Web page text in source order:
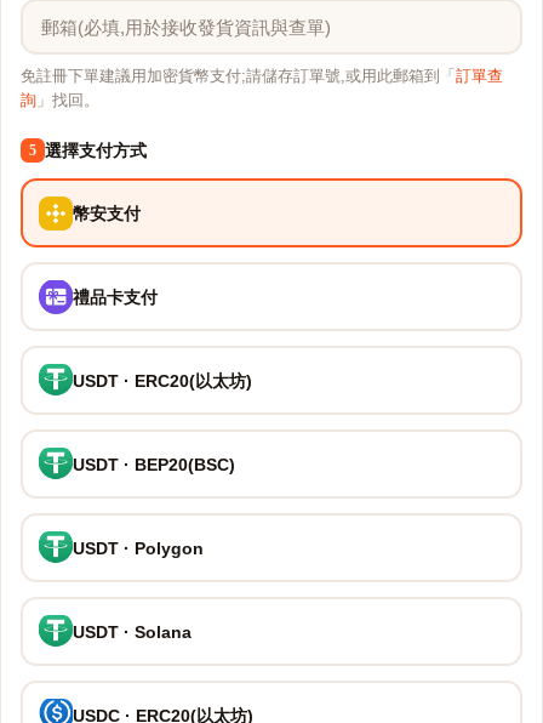
免註冊下單建議用加密貨幣支付;請儲存訂單號,或用此郵箱到「 訂單查
詢 」找回。
5 選擇支付方式
幣安支付
禮品卡支付
USDT · ERC20(以太坊)
USDT · BEP20(BSC)
USDT · Polygon
USDT · Solana
USDC · ERC20(以太坊)